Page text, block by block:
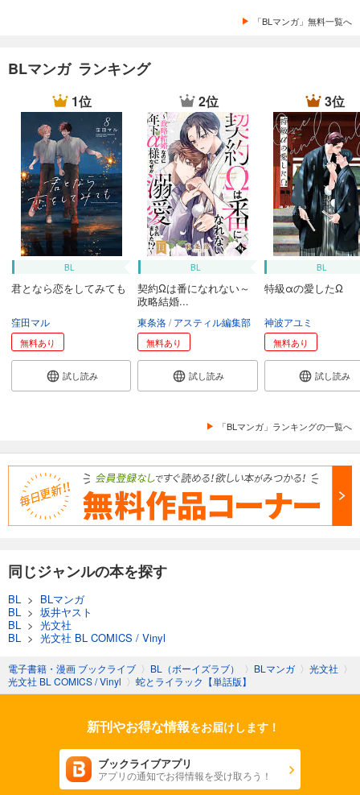
「BLマンガ」無料一覧へ
BLマンガ ランキング
1位
BL
君となら恋をしてみても
窪田マル
無料あり
試し読み
2位
BL
契約Ωは番になれない～
政略結婚...
東条洛 アスティル編集部
無料あり
試し読み
3位
BL
特級αの愛したΩ
神波アユミ
無料あり
試し読み
「BLマンガ」ランキングの一覧へ
同じジャンルの本を探す
BL > BLマンガ
BL > 坂井ヤスト
BL > 光文社
BL > 光文社 BL COMICS / Vinyl
電子書籍・漫画 ブックライブ 〉 BL（ボーイズラブ） 〉 BLマンガ 〉 光文社 〉
光文社 BL COMICS / Vinyl 〉 蛇とライラック【単話版】
新刊やお得な情報をお届けします！
ブックライブアプリ
アプリの通知でお得情報を受け取ろう！